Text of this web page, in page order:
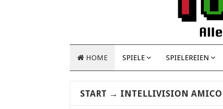
HOME SPIELE SPIELEREIEN
START → INTELLIVISION AMICO